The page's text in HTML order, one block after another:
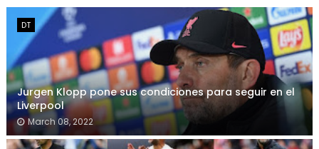
DT
Jurgen Klopp pone sus condiciones para seguir en el
Liverpool
March 08, 2022